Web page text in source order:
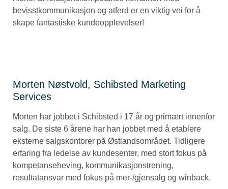
bevisstkommunikasjon og atferd er en viktig vei for å
skape fantastiske kundeopplevelser!
Morten Nøstvold, Schibsted Marketing
Services
Morten har jobbet i Schibsted i 17 år og primært innenfor
salg. De siste 6 årene har han jobbet med å etablere
eksterne salgskontorer på Østlandsområdet. Tidligere
erfaring fra ledelse av kundesenter, med stort fokus på
kompetanseheving, kommunikasjonstrening,
resultatansvar med fokus på mer-/gjensalg og winback.